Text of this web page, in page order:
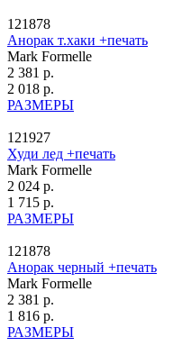
121878
Анорак т.хаки +печать
Mark Formelle
2 381 р.
2 018 р.
РАЗМЕРЫ
121927
Худи лед +печать
Mark Formelle
2 024 р.
1 715 р.
РАЗМЕРЫ
121878
Анорак черный +печать
Mark Formelle
2 381 р.
1 816 р.
РАЗМЕРЫ